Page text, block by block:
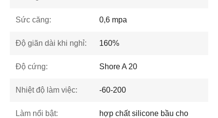
Sức căng: 0,6 mpa
Độ giãn dài khi nghỉ: 160%
Độ cứng: Shore A 20
Nhiệt độ làm việc: -60-200
Làm nổi bật:
hợp chất silicone bầu cho